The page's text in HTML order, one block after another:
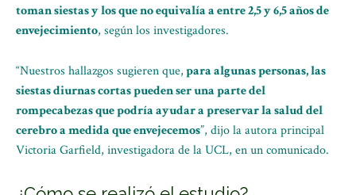
toman siestas y los que no equivalía a entre 2,5 y 6,5 años de
envejecimiento, según los investigadores.
“Nuestros hallazgos sugieren que,para algunas personas, las
siestas diurnas cortas pueden ser una parte del
rompecabezas que podría ayudar a preservar la salud del
cerebro a medida que envejecemos”, dijo la autora principal
Victoria Garfield, investigadora de la UCL, en un comunicado.